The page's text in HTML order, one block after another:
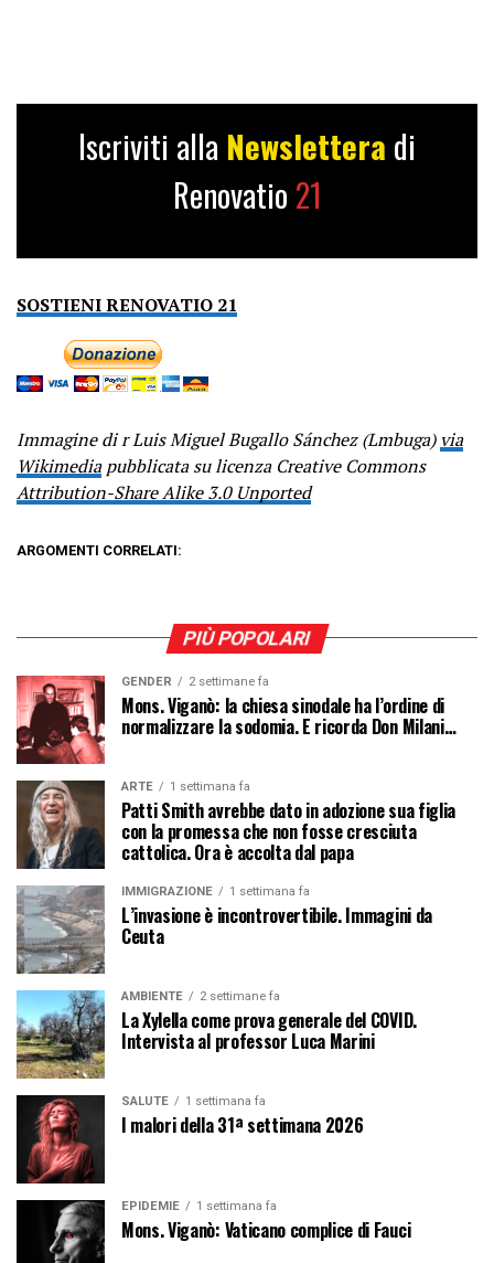
Iscriviti alla Newslettera di
Renovatio 21
SOSTIENI RENOVATIO 21
Immagine di r Luis Miguel Bugallo Sánchez (Lmbuga)via
Wikimediapubblicata su licenza Creative Commons
Attribution-Share Alike 3.0 Unported
ARGOMENTI CORRELATI:
PIÙ POPOLARI
GENDER 2 settimane fa
Mons. Viganò: la chiesa sinodale ha l’ordine di
normalizzare la sodomia. E ricorda Don Milani…
ARTE 1 settimana fa
Patti Smith avrebbe dato in adozione sua figlia
con la promessa che non fosse cresciuta
cattolica. Ora è accolta dal papa
IMMIGRAZIONE 1 settimana fa
L’invasione è incontrovertibile. Immagini da
Ceuta
AMBIENTE 2 settimane fa
La Xylella come prova generale del COVID.
Intervista al professor Luca Marini
SALUTE 1 settimana fa
I malori della 31ª settimana 2026
EPIDEMIE 1 settimana fa
Mons. Viganò: Vaticano complice di Fauci